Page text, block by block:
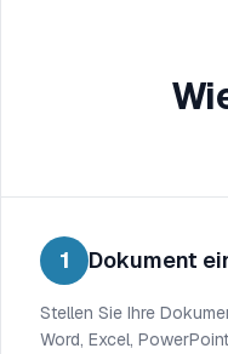
1 Dokument
Stellen Sie Ihre
Word, Excel,